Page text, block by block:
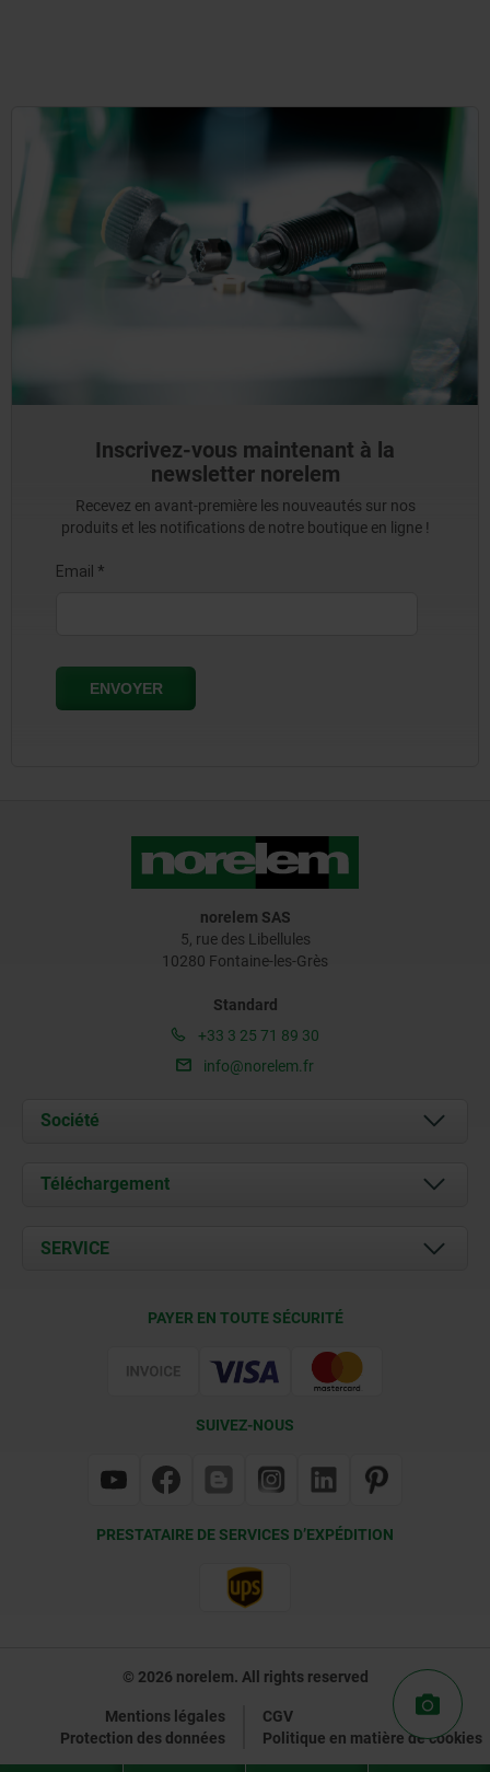
Inscrivez-vous maintenant à la
newsletter norelem
Recevez en avant-première les nouveautés sur nos
produits et les notifications de notre boutique en ligne !
norelem SAS
5, rue des Libellules
10280 Fontaine-les-Grès
Standard
+33 3 25 71 89 30
info@norelem.fr
Société
À propos de nous
Contact
Téléchargement
Documents
SERVICE
PAYER EN TOUTE SÉCURITÉ
SUIVEZ-NOUS
PRESTATAIRE DE SERVICES D’EXPÉDITION
© 2026 norelem. All rights reserved
Mentions légales
CGV
Protection des données
Politique en matière de cookies